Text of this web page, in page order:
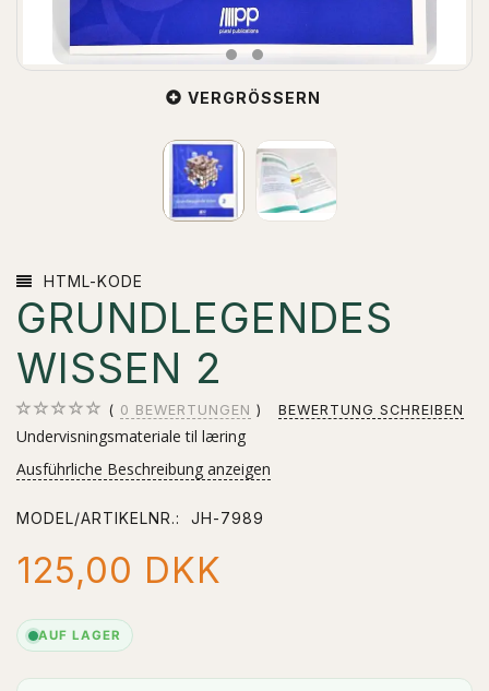
VERGRÖSSERN
HTML-KODE
GRUNDLEGENDES
WISSEN 2
0 BEWERTUNGEN BEWERTUNG SCHREIBEN
Undervisningsmateriale til læring
Ausführliche Beschreibung anzeigen
MODEL/ARTIKELNR.: JH-7989
125,00 DKK
AUF LAGER